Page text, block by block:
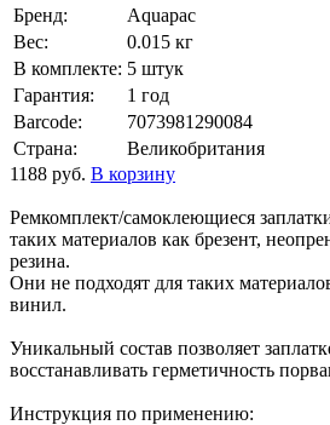
Бренд:
Aquapac
Вес:
0.015 кг
В комплекте: 5 штук
Гарантия:
1 год
Barcode:
7073981290084
Страна:
Великобритания
1188 руб. В корзину
Ремкомплект/самоклеющиеся
таких материалов как брезент,
резина.
Они не подходят для таких
винил.
Уникальный состав позволяет
восстанавливать герметичность
Инструкция по применению: